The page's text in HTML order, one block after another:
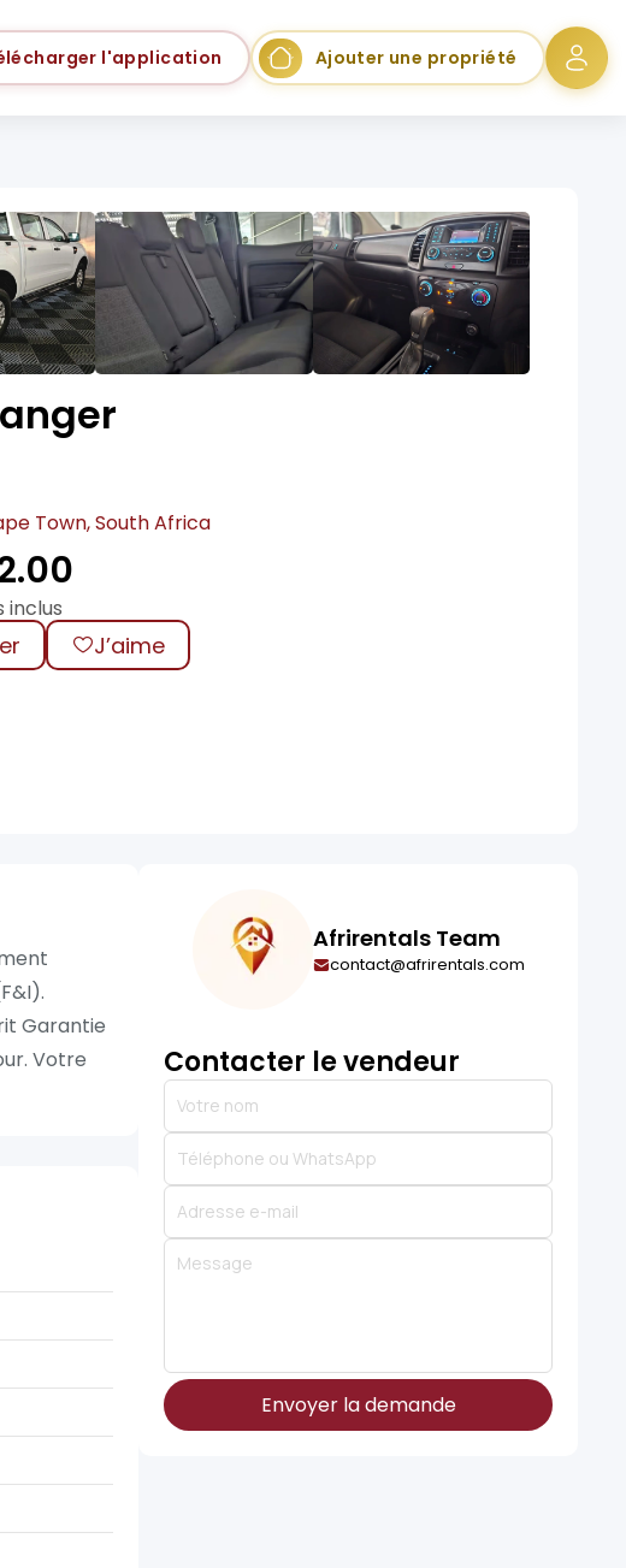
l'application Ajouter une propriété
Town, South Africa
inclus
J’aime
Garantie
Votre
Afrirentals Team
contact@afrirentals.com
Contacter le vendeur
Envoyer la demande